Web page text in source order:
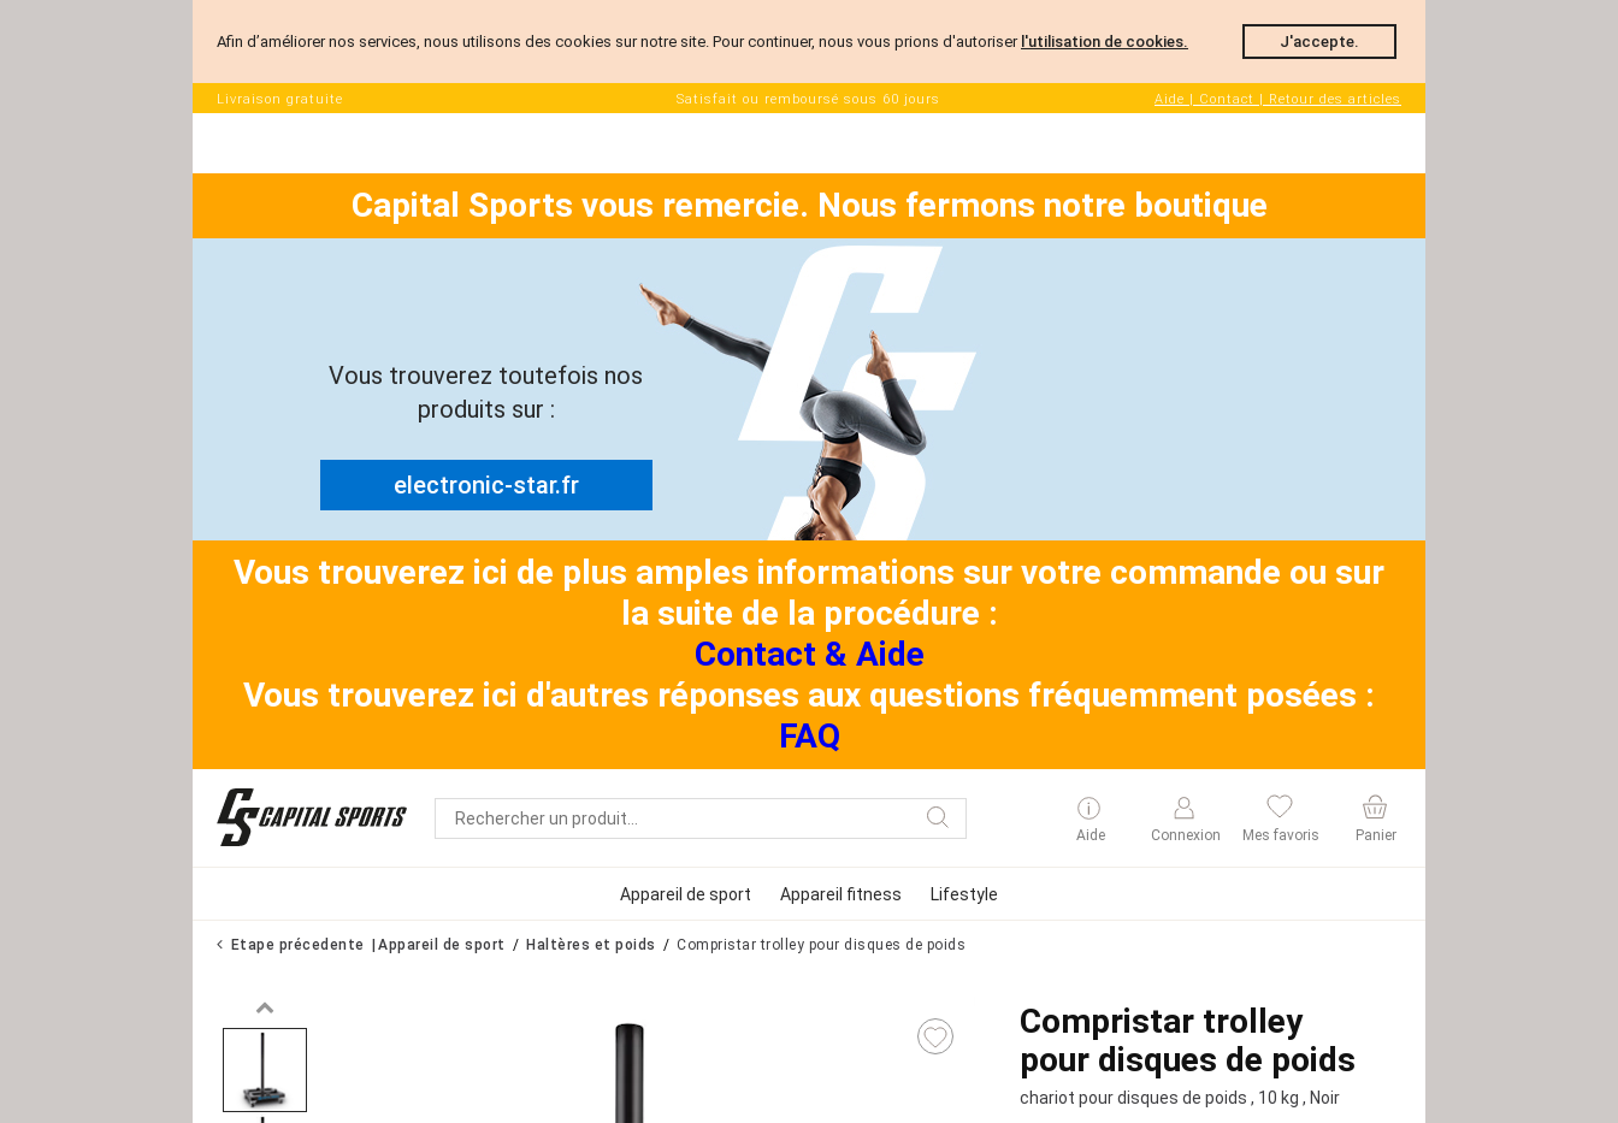
Capital Sports vous remercie. Nous fermons notre boutique
Vous trouverez toutefois nos
produits sur :
electronic-star.fr
Vous trouverez ici de plus amples informations sur votre commande ou sur
la suite de la procédure :
Contact & Aide
Vous trouverez ici d'autres réponses aux questions fréquemment posées :
FAQ
Aide Connexion Mes favoris Panier
Appareil de sport Appareil fitness Lifestyle
Etape précedente Appareil de sport Haltères et poids Compristar trolley pour disques de poids
Compristar trolley
pour disques de poids
chariot pour disques de poids , 10 kg , Noir
Livraison gratuite Satisfait ou remboursé sous 60 jours Aide | Contact | Retour des articles
Afin d’améliorer nos services, nous utilisons des cookies sur notre site. Pour continuer, nous vous prions d'autoriser l'utilisation de cookies. J'accepte.